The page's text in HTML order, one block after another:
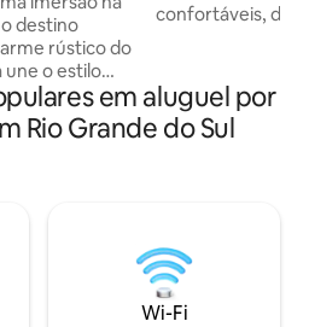
destino
rústico do
une o estilo
aconchego
apreciam
em uma
interior do
confortáveis, dois
você poderá
charmosa,
com
conveniência.
inesquecíveis.
em aluguel por
Rio Grande do Sul
Wi-Fi